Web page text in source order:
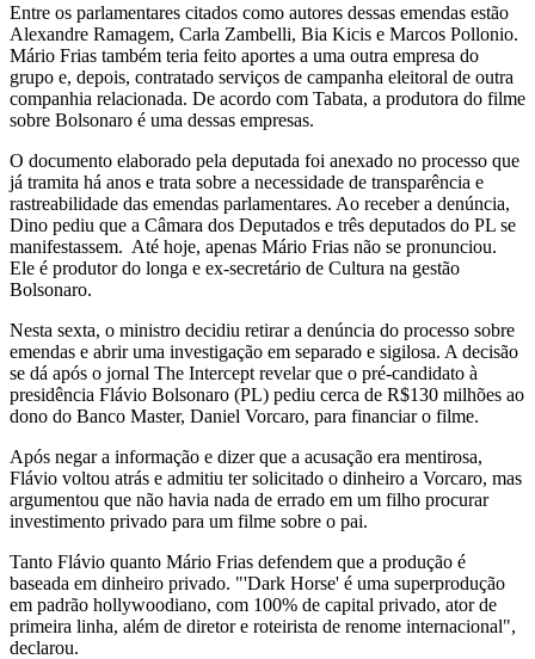
Entre os parlamentares citados como autores dessas emendas estão
Alexandre Ramagem, Carla Zambelli, Bia Kicis e Marcos Pollonio.
Mário Frias também teria feito aportes a uma outra empresa do
grupo e, depois, contratado serviços de campanha eleitoral de outra
companhia relacionada. De acordo com Tabata, a produtora do filme
sobre Bolsonaro é uma dessas empresas.
O documento elaborado pela deputada foi anexado no processo que
já tramita há anos e trata sobre a necessidade de transparência e
rastreabilidade das emendas parlamentares. Ao receber a denúncia,
Dino pediu que a Câmara dos Deputados e três deputados do PL se
manifestassem. Até hoje, apenas Mário Frias não se pronunciou.
Ele é produtor do longa e ex-secretário de Cultura na gestão
Bolsonaro.
Nesta sexta, o ministro decidiu retirar a denúncia do processo sobre
emendas e abrir uma investigação em separado e sigilosa. A decisão
se dá após o jornal The Intercept revelar que o pré-candidato à
presidência Flávio Bolsonaro (PL) pediu cerca de R$130 milhões ao
dono do Banco Master, Daniel Vorcaro, para financiar o filme.
Após negar a informação e dizer que a acusação era mentirosa,
Flávio voltou atrás e admitiu ter solicitado o dinheiro a Vorcaro, mas
argumentou que não havia nada de errado em um filho procurar
investimento privado para um filme sobre o pai.
Tanto Flávio quanto Mário Frias defendem que a produção é
baseada em dinheiro privado. "'Dark Horse' é uma superprodução
em padrão hollywoodiano, com 100% de capital privado, ator de
primeira linha, além de diretor e roteirista de renome internacional",
declarou.